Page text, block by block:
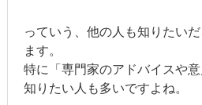
っていう、他の人も知りたい
ます。
特に「専門家のアドバイスや意
知りたい人も多いですよね。